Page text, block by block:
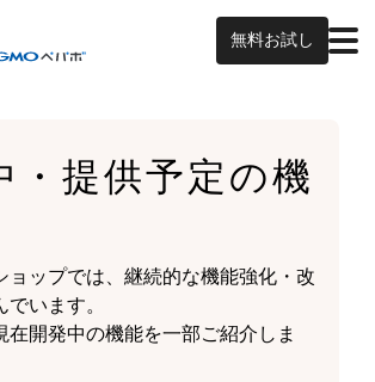
無料お試し
・提供予定の機
ョップでは、継続的な機能強化・改
います。
在開発中の機能を一部ご紹介しま